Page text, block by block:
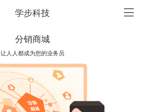
学步科技
分销商城
让人人都成为您的业务员